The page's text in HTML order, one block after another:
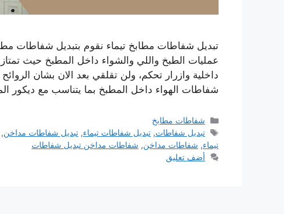
تبديل شفاطات مطابخ تيماء نقوم بتبديل شفاطات
عمليات الطبخ واللي والشواء داخل المطبخ حيث
داخلية وازرار تحكم، ولن تقلقي بعد الان بشان
شفاطات الهواء داخل المطبخ بما يتناسب مع ديكور
التصنيفات
شفاطات مطابخ
الوسوم
تبديل شفاطات,تبديل شفاطات تيماء,تبديل شفاطات مداخن
تيماء, شفاطات مداخن, شفاطات مداخن تبديل شفاطات
أضف تعليق